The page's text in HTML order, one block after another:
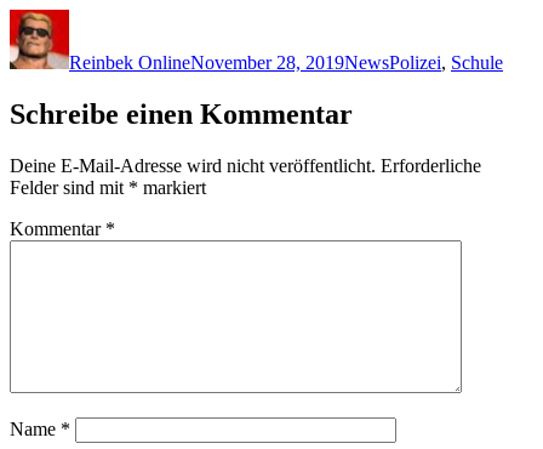
Reinbek OnlineNovember 28, 2019NewsPolizei, Schule
Schreibe einen Kommentar
Deine E-Mail-Adresse wird nicht veröffentlicht. Erforderliche
Felder sind mit * markiert
Kommentar *
Name *